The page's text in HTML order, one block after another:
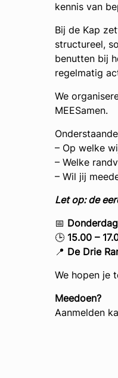
kennis van
Bij de Kap
structureel,
benutten bij
regelmatig
We
MEESamen.
– Op welke
– Welke
– Wil jij
Let op: de
📅
🕒 15.00 –
📍 De Drie
We hopen je
Meedoen?
Aanmelden